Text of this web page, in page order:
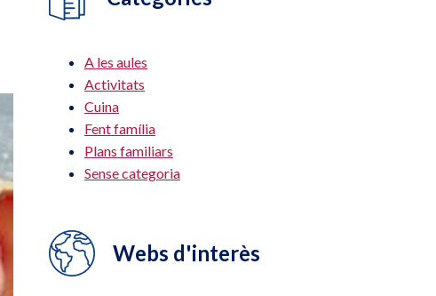
A les aules
Activitats
Cuina
Fent família
Plans familiars
Sense categoria
Webs d'interès